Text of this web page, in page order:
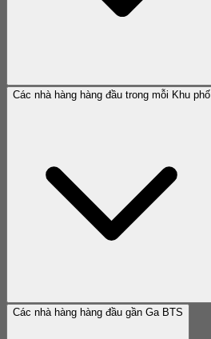
Các nhà hàng hàng đầu trong mỗi Khu phố
Các nhà hàng hàng đầu gần Ga BTS